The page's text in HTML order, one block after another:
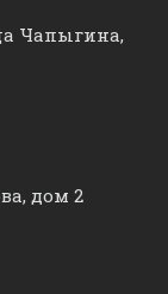
Чапыгина,
дом 2